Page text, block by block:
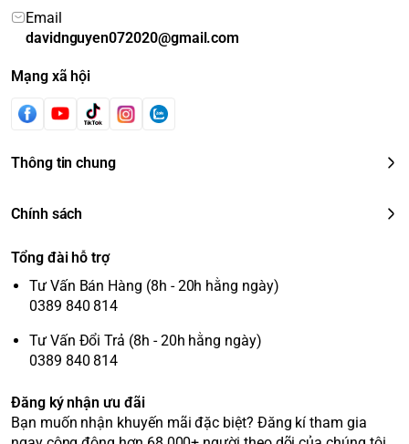
Email
davidnguyen072020@gmail.com
Mạng xã hội
Thông tin chung
Chính sách
Tổng đài hỗ trợ
Tư Vấn Bán Hàng (8h - 20h hằng ngày)
0389 840 814
Tư Vấn Đổi Trả (8h - 20h hằng ngày)
0389 840 814
Đăng ký nhận ưu đãi
Bạn muốn nhận khuyến mãi đặc biệt? Đăng kí tham gia